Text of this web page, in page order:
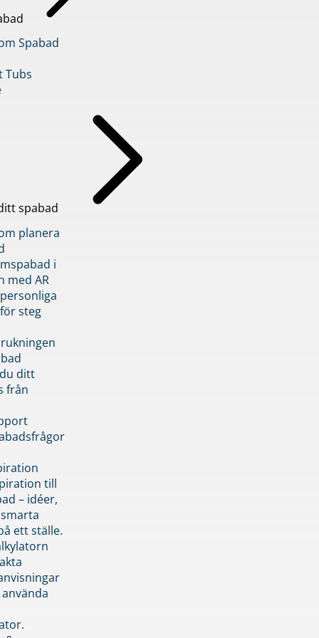
Spabad
Tubs
spabad
planera
i
med AR
steg
ditt
från
till
– idéer,
ett ställe.